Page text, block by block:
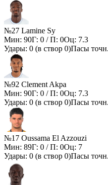
№27 Lamine Sy
Мин: 90Г: 0 / П: 0Оц: 7.3
Удары: 0 (в створ 0)Пасы
№92 Clement Akpa
Мин: 90Г: 0 / П: 0Оц: 7.3
Удары: 0 (в створ 0)Пасы
№17 Oussama El Azzouzi
Мин: 89Г: 0 / П: 0Оц: 7
Удары: 0 (в створ 0)Пасы